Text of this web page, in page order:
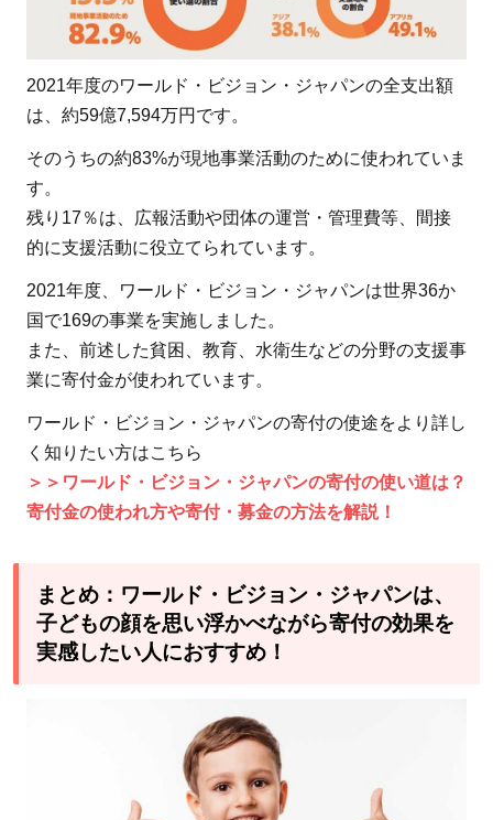
2021年度のワールド・ビジョン・ジャパンの全支出額
は、約59億7,594万円です。
そのうちの約83%が現地事業活動のために使われていま
す。
残り17％は、広報活動や団体の運営・管理費等、間接
的に支援活動に役立てられています。
2021年度、ワールド・ビジョン・ジャパンは世界36か
国で169の事業を実施しました。
また、前述した貧困、教育、水衛生などの分野の支援事
業に寄付金が使われています。
ワールド・ビジョン・ジャパンの寄付の使途をより詳し
く知りたい方はこちら
＞＞ワールド・ビジョン・ジャパンの寄付の使い道は？
寄付金の使われ方や寄付・募金の方法を解説！
まとめ：ワールド・ビジョン・ジャパンは、
子どもの顔を思い浮かべながら寄付の効果を
実感したい人におすすめ！